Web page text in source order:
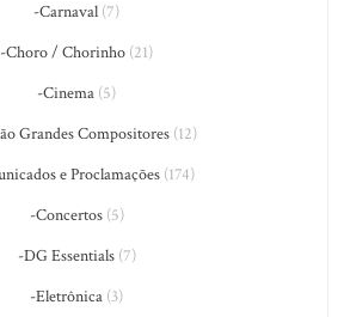
-Carnaval (7)
-Choro / Chorinho (21)
-Cinema (5)
Grandes Compositores(12)
e Proclamações(174)
-Concertos(5)
-DG Essentials(7)
-Eletrônica (3)